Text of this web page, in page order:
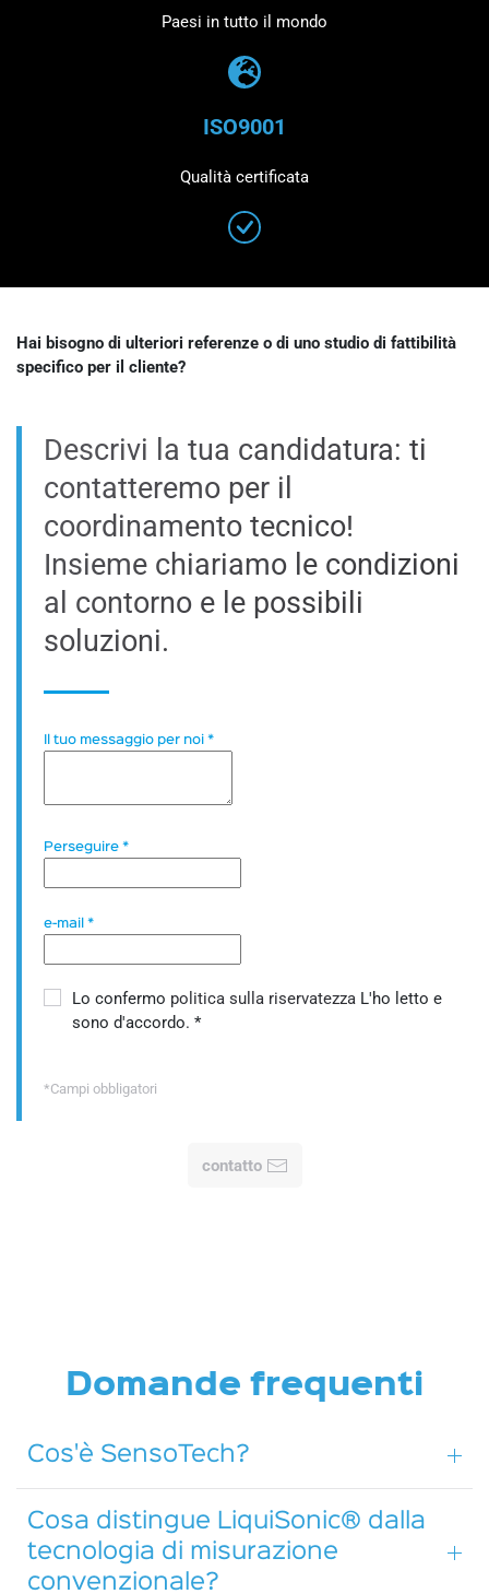
Paesi in tutto il mondo
ISO9001
Qualità certificata
Hai bisogno di ulteriori referenze o di uno studio di fattibilità
specifico per il cliente?
Descrivi la tua candidatura: ti
contatteremo per il
coordinamento tecnico!
Insieme chiariamo le condizioni
al contorno e le possibili
soluzioni.
Il tuo messaggio per noi *
Perseguire *
e-mail *
Lo confermo politica sulla riservatezza L'ho letto e
sono d'accordo. *
*Campi obbligatori
contatto
Domande frequenti
Cos'è SensoTech?
Cosa distingue LiquiSonic® dalla
tecnologia di misurazione
convenzionale?